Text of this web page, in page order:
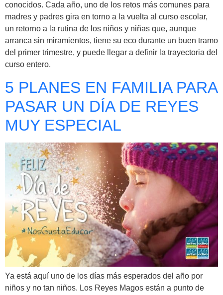
conocidos. Cada año, uno de los retos más comunes para
madres y padres gira en torno a la vuelta al curso escolar,
un retorno a la rutina de los niños y niñas que, aunque
arranca sin miramientos, tiene su eco durante un buen tramo
del primer trimestre, y puede llegar a definir la trayectoria del
curso entero.
5 PLANES EN FAMILIA PARA
PASAR UN DÍA DE REYES
MUY ESPECIAL
Ya está aquí uno de los días más esperados del año por
niños y no tan niños. Los Reyes Magos están a punto de